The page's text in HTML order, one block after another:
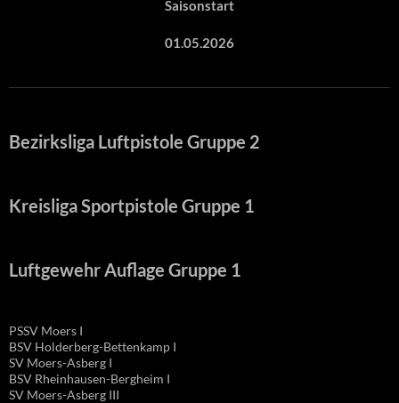
Saisonstart
01.05.2026
Bezirksliga Luftpistole Gruppe 2
Kreisliga Sportpistole Gruppe 1
Luftgewehr Auflage Gruppe 1
PSSV Moers I
BSV Holderberg-Bettenkamp I
SV Moers-Asberg I
BSV Rheinhausen-Bergheim I
SV Moers-Asberg III